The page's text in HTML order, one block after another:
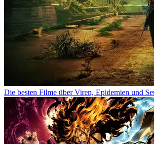
Die besten Filme über Viren, Epidemien und